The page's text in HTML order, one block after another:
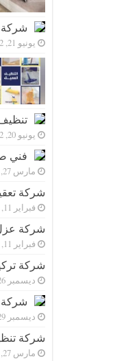
شركة
يونيو 21, 2022
يونيو 20, 2022
فني
مارس 27, 2022
شركة
فبراير 11, 2022
شركة
فبراير 11, 2022
شركة
ديسمبر 26, 2021
شركة
ديسمبر 29, 2021
شركة
مارس 27, 2022